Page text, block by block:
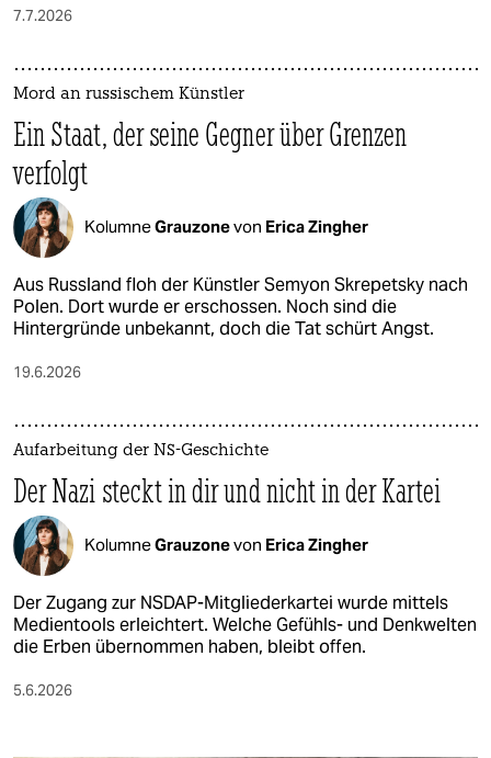
7.7.2026
Mord an russischem Künstler
Ein Staat, der seine Gegner über Grenzen
verfolgt
KolumneGrauzonevon Erica Zingher
Aus Russland floh der Künstler Semyon Skrepetsky nach
Polen. Dort wurde er erschossen. Noch sind die
Hintergründe unbekannt, doch die Tat schürt Angst.
19.6.2026
Aufarbeitung der NS-Geschichte
Der Nazi steckt in dir und nicht in der Kartei
KolumneGrauzonevon Erica Zingher
Der Zugang zur NSDAP-Mitgliederkartei wurde mittels
Medientools erleichtert. Welche Gefühls- und Denkwelten
die Erben übernommen haben, bleibt offen.
5.6.2026